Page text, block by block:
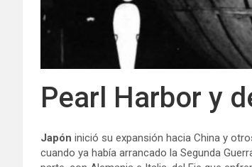
Pearl Harbor y
Japón inició su expansión hacia China y
cuando ya había arrancado la Segunda